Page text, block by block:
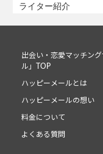
ライター紹介
出会い・恋愛マッチン
ル」TOP
ハッピーメールとは
ハッピーメールの想い
料金について
よくある質問